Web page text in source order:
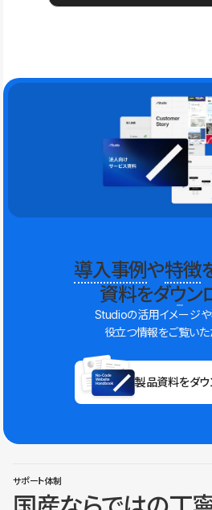
導入事例や特徴
資料をダウン
Studioの活用イメージ
役立つ情報をご覧いた
製品資料をダウ
サポート体制